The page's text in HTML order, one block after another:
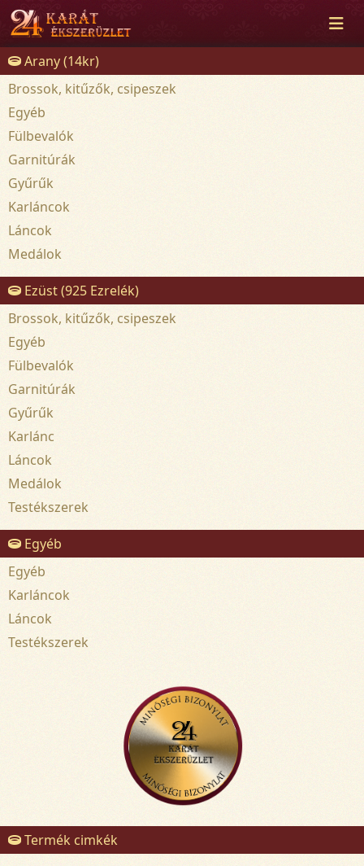
Arany (14kr)
Brossok, kitűzők, csipeszek
Egyéb
Fülbevalók
Garnitúrák
Gyűrűk
Karláncok
Láncok
Medálok
Ezüst (925 Ezrelék)
Brossok, kitűzők, csipeszek
Egyéb
Fülbevalók
Garnitúrák
Gyűrűk
Karlánc
Láncok
Medálok
Testékszerek
Egyéb
Egyéb
Karláncok
Láncok
Testékszerek
Termék cimkék